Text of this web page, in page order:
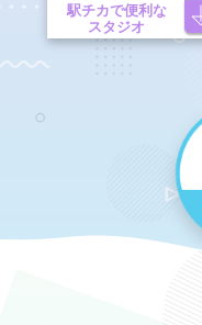
駅チカで便利な
スタジオ